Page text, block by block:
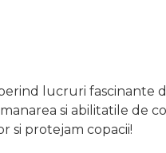
lucruri fascinante
si abilitatile de
si protejam copacii!